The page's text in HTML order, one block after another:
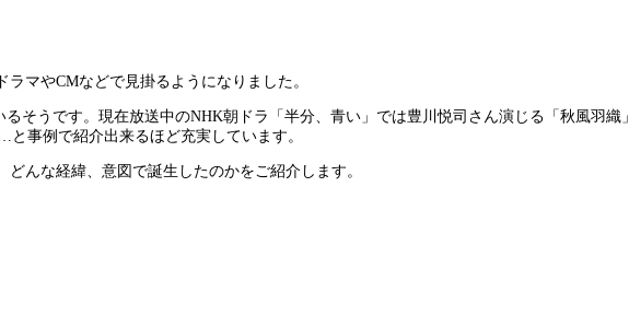
マやCMなどで見掛るようになりました。
そうです。現在放送中のNHK朝ドラ「半分、青い」では豊川悦司さん演じる「秋風羽
事例で紹介出来るほど充実しています。
んな経緯、意図で誕生したのかをご紹介します。